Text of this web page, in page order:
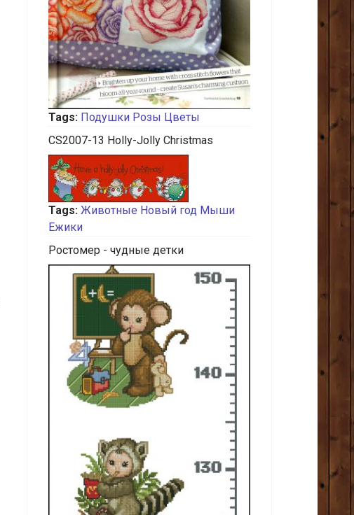
Tags: Подушки Розы Цветы
CS2007-13 Holly-Jolly Christmas
Tags: Животные Новый год Мыши
Ежики
Ростомер - чудные детки